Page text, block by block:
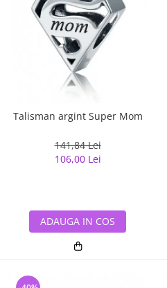
Talisman argint Super Mom
141,84 Lei
106,00 Lei
ADAUGA IN COS